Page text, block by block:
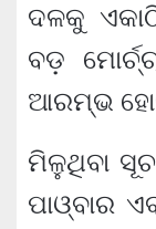
ଦଳକୁ
ବଡ଼
ଆରମ୍ଭ
ମିଳୁଥିବା
ପାଓ୍ବାର